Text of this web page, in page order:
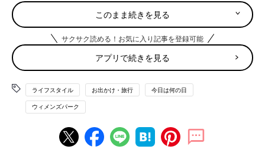
ちょっと硬めだけど薄い飴がぱりんと割れると、中からまさに甘
すぎないあんこがとろり。あんこ好きにはたまらない！
壺屋総本店のき花
このまま続きを見る
サクサク読める！お気に入り記事を登録可能
アプリで続きを見る
ライフスタイル お出かけ・旅行 今日は何の日
ウィメンズパーク